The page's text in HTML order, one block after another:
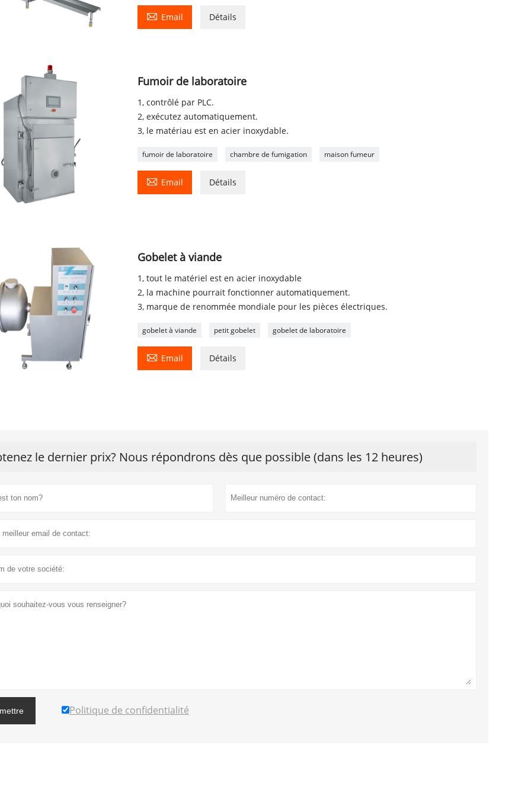
 Email Détails
Fumoir de laboratoire
1, contrôlé par PLC.
2, exécutez automatiquement.
3, le matériau est en acier inoxydable.
fumoir de laboratoire chambre de fumigation maison fumeur
 Email Détails
Gobelet à viande
1, tout le matériel est en acier inoxydable
2, la machine pourrait fonctionner automatiquement.
3, marque de renommée mondiale pour les pièces électriques.
gobelet à viande petit gobelet gobelet de laboratoire
 Email Détails
le dernier prix? Nous répondrons dès que possible (dans les 12 heures)
Politique de confidentialité